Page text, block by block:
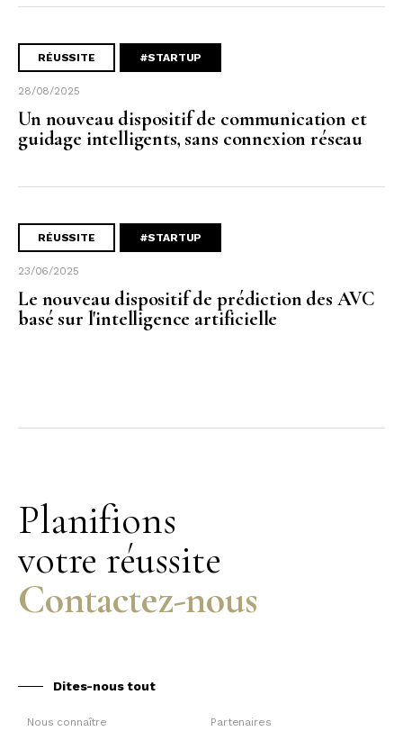
RÉUSSITE #STARTUP
28/08/2025
Un nouveau dispositif de communication et
guidage intelligents, sans connexion réseau
RÉUSSITE #STARTUP
23/06/2025
Le nouveau dispositif de prédiction des AVC
basé sur l'intelligence artificielle
Planifions
votre réussite
Contactez-nous
Dites-nous tout
Nous connaître Partenaires